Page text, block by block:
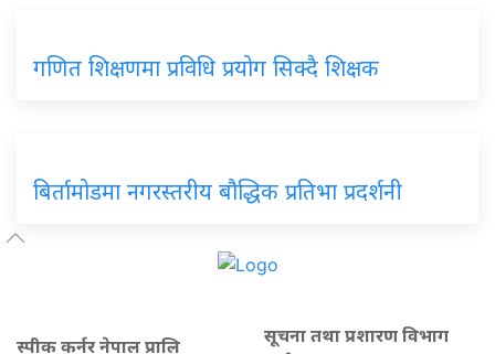
गणित शिक्षणमा प्रविधि प्रयोग सिक्दै शिक्षक
बिर्तामोडमा नगरस्तरीय बौद्धिक प्रतिभा प्रदर्शनी
स्पीक कर्नर नेपाल प्रालि
सूचना तथा प्रशारण विभाग